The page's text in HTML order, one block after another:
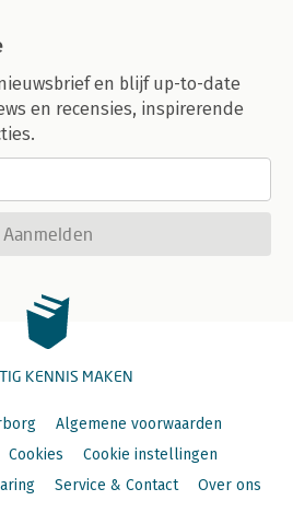
en blijf up-to-date
en recensies, inspirerende
Aanmelden
KENNIS MAKEN
Algemene voorwaarden
Cookies
Cookie instellingen
Service & Contact Over ons